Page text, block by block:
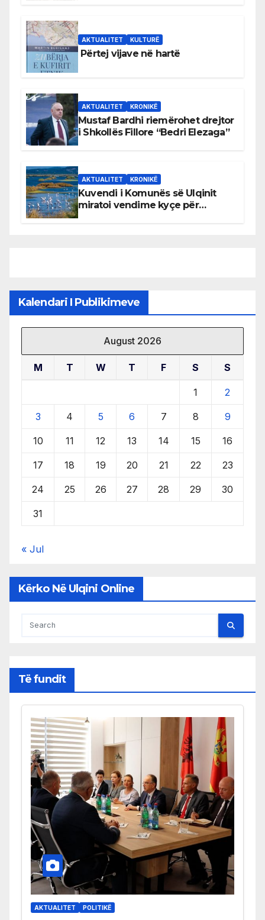
AKTUALITET KULTURË
Përtej vijave në hartë
AKTUALITET KRONIKË
Mustaf Bardhi riemërohet drejtor
i Shkollës Fillore “Bedri Elezaga”
AKTUALITET KRONIKË
Kuvendi i Komunës së Ulqinit
miratoi vendime kyçe për
Kalendari I Publikimeve
August 2026
M T W T F S S
1 2
3 4 5 6 7 8 9
10 11 12 13 14 15 16
17 18 19 20 21 22 23
24 25 26 27 28 29 30
31
« Jul
Kërko Në Ulqini Online
Të fundit
AKTUALITET POLITIKË